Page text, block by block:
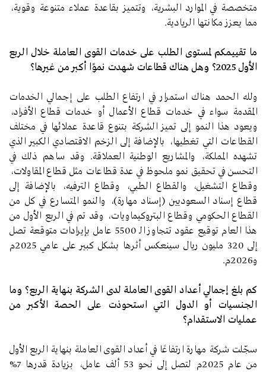
متخصصة في الموارد البشرية، وتتميز بقاعدة عملاء متنوعة وقوية،
مما يعزز مكانتها الريادية.
ما تقييمكم لمستوى الطلب على خدمات القوى العاملة خلال الربع
الأول 2025؟ وهل هناك قطاعات شهدت نموًا أكبر من غيرها؟
ولله الحمد هناك استمرار في ارتفاع الطلب على إجمالي الخدمات
المقدمة سواء في خدمات قطاع الأعمال أو خدمات قطاع الأفراد،
ويعود هذا النمو إلى تميز الشركة بتنوع قاعدة عملائها في مختلف
القطاعات التي تغطيها، بالإضافة إلى الزخم الاقتصادي الكبير الذي
تشهده المملكة، والمشاريع الوطنية العملاقة. وقد ساهم ذلك في
التحسن في تحقيق نمو ملحوظ في عدة قطاعات مثل قطاع المقاولات،
وقطاع التشغيل، والقطاع الطبي، وقطاع الترفيه، بالإضافة إلى
قطاع إسناد السعوديين (إسناد مهارة)، والنمو المتسارع في كل من
القطاع الحكومي وقطاع البتروكيماويات، وقد تم في الربع الأول من
هذا العام توقيع عقود تتجاوز الـ 5500 عامل بإيرادات متوقعة تصل
إلى 320 مليون ريال سينعكس أثرها بشكل كبير على عامي 2025م
و2026م.
كم بلغ إجمالي أعداد القوى العاملة لدى الشركة بنهاية الربع؟ وما
الجنسيات أو الدول التي استحوذت على الحصة الأكبر من
عمليات الاستقدام؟
سجّلت شركة مهارة ارتفاعًا في أعداد القوى العاملة بنهاية الربع الأول
من عام 2025م لتصل إلى نحو 53 ألف عامل، بزيادة قدرها 7%